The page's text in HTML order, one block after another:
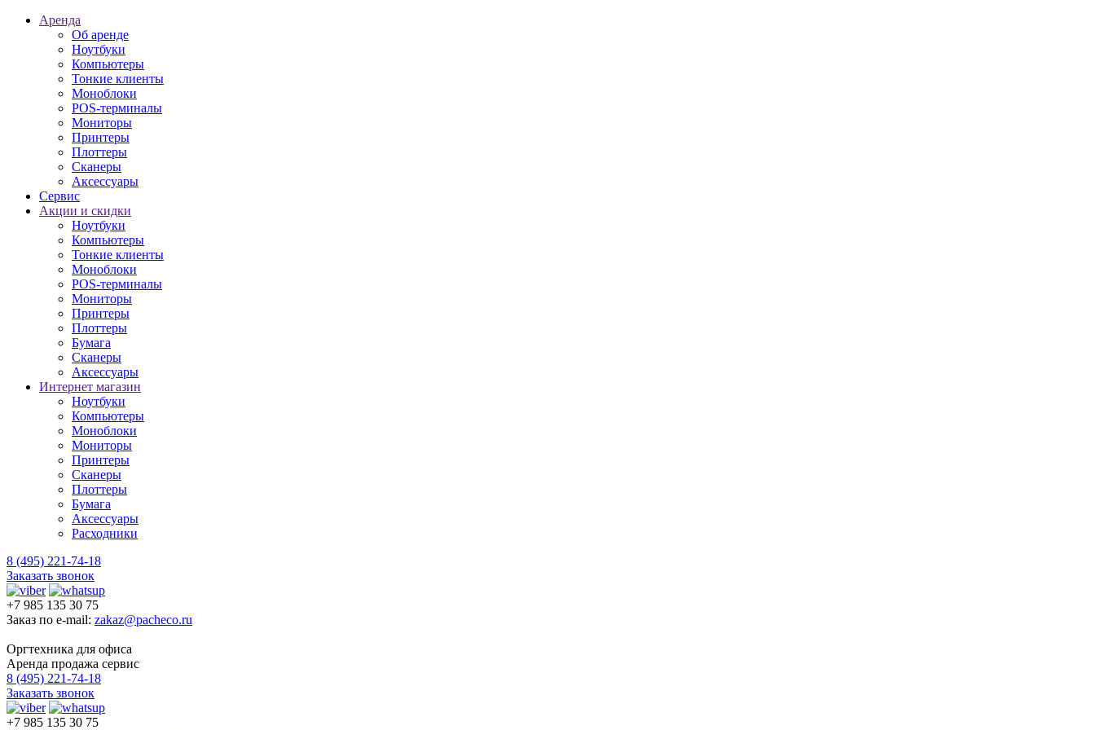
Аренда
Об аренде
Ноутбуки
Компьютеры
Тонкие клиенты
Моноблоки
POS-терминалы
Мониторы
Принтеры
Плоттеры
Сканеры
Аксессуары
Сервис
Акции и скидки
Ноутбуки
Компьютеры
Тонкие клиенты
Моноблоки
POS-терминалы
Мониторы
Принтеры
Плоттеры
Бумага
Сканеры
Аксессуары
Интернет магазин
Ноутбуки
Компьютеры
Моноблоки
Мониторы
Принтеры
Сканеры
Плоттеры
Бумага
Аксессуары
Расходники
8 (495) 221-74-18
Заказать звонок
+7 985 135 30 75
Заказ по e-mail: zakaz@pacheco.ru
Оргтехника для офиса
Аренда продажа сервис
8 (495) 221-74-18
Заказать звонок
+7 985 135 30 75